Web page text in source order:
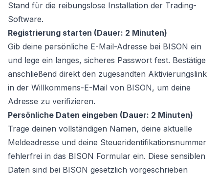
Stand für die reibungslose Installation der Trading-
Software.
Registrierung starten (Dauer: 2 Minuten)
Gib deine persönliche E-Mail-Adresse bei BISON ein
und lege ein langes, sicheres Passwort fest. Bestätige
anschließend direkt den zugesandten Aktivierungslink
in der Willkommens-E-Mail von BISON, um deine
Adresse zu verifizieren.
Persönliche Daten eingeben (Dauer: 2 Minuten)
Trage deinen vollständigen Namen, deine aktuelle
Meldeadresse und deine Steueridentifikationsnummer
fehlerfrei in das BISON Formular ein. Diese sensiblen
Daten sind bei BISON gesetzlich vorgeschrieben